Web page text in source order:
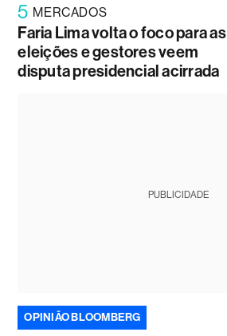
5 MERCADOS
Faria Lima volta o foco para as
eleições e gestores veem
disputa presidencial acirrada
PUBLICIDADE
OPINIÃO BLOOMBERG